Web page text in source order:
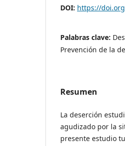
DOI: https://
Palabras clave:
Prevención de la
Resumen
La deserción
agudizado por la
presente estudio